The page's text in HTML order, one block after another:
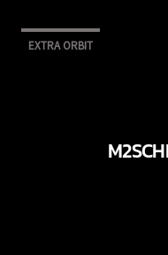
EXTRA ORBIT